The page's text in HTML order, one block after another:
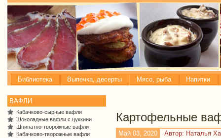
Библиотека Выпечка, десерты Мясо, рыба Напитки
Картофельные
Май 03, 2020 Автор: Наталья
ВАФЛИ
Кабачково-сырные вафли
Шоколадные вафли с цуккини
Шпинатно-творожные вафли
Кабачково-творожные вафли